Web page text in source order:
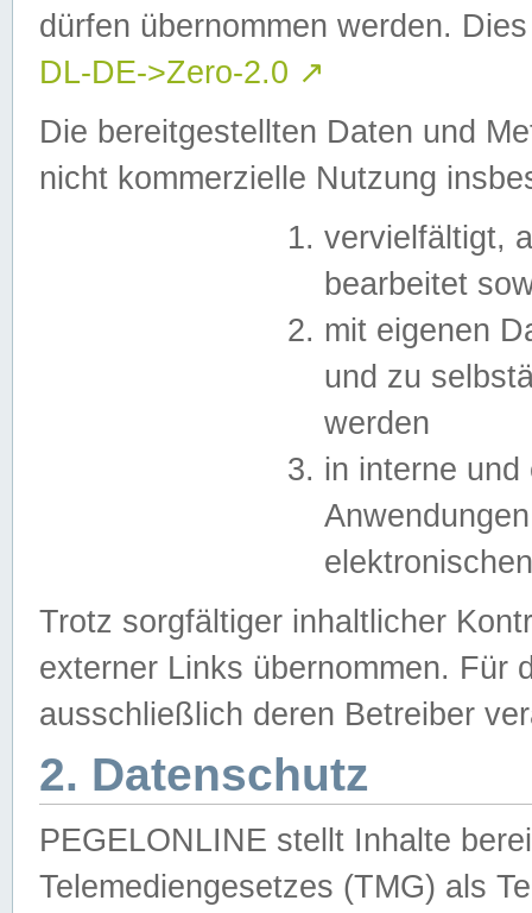
dürfen übernommen werden.
DL-DE->Zero-2.0 ↗
Die bereitgestellten Daten und
nicht kommerzielle Nutzung
vervielfältigt,
bearbeitet
mit eigenen
und zu
werden
in interne
Trotz sorgfältiger inhaltlicher
externer Links übernommen. Für
ausschließlich deren Betreiber
2. Datenschutz
PEGELONLINE stellt Inhalte
Telemediengesetzes (TMG) als